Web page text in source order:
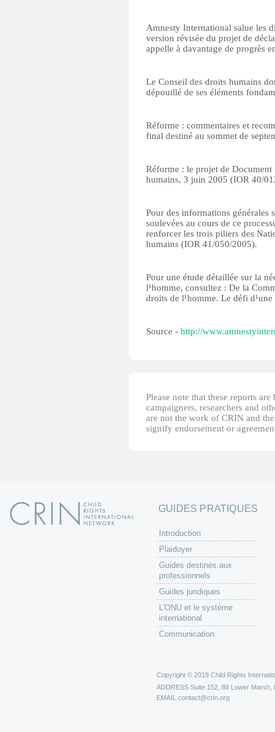
Amnesty International salue les
version révisée du projet de
appelle à davantage de progrès
Le Conseil des droits humains
dépouillé de ses éléments
Réforme : commentaires et
final destiné au sommet de
Réforme : le projet de
humains, 3 juin 2005 (IOR 40/
Pour des informations générales
soulevées au cours de ce
renforcer les trois piliers des
humains (IOR 41/050/2005).
Pour une étude détaillée sur la
l¹homme, consultez : De la
droits de l¹homme. Le défi
Source - http://
Please note that these reports
campaigners, researchers and
are not the work of CRIN and
signify endorsement or
GUIDES PRATIQUES
Introduction
Plaidoyer
Guides destinés aux
professionnels
Guides juridiques
L'ONU et le système
international
Communication
Copyright © 2019 Child Rights
ADDRESS Suite 152, 88 Lower Marsh,
EMAIL contact@crin.org